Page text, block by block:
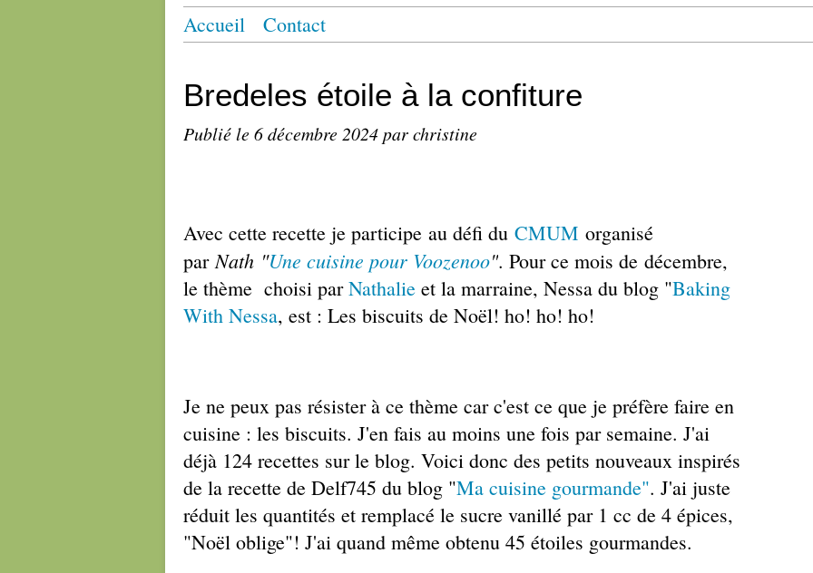
Accueil Contact
Bredeles étoile à la confiture
Publié le 6 décembre 2024par christine
Avec cette recette je participe au défi du CMUM organisé
parNath "Une cuisine pour Voozenoo". Pour ce mois de décembre,
le thème choisi parNathalie et la marraine, Nessa du blog "Baking
With Nessa, est : Les biscuits de Noël! ho! ho! ho!
Je ne peux pas résister à ce thème car c'est ce que je préfère faire en
cuisine : les biscuits. J'en fais au moins une fois par semaine. J'ai
déjà 124 recettes sur le blog. Voici donc des petits nouveaux inspirés
de la recette de Delf745 du blog "Ma cuisine gourmande". J'ai juste
réduit les quantités et remplacé le sucre vanillé par 1 cc de 4 épices,
"Noël oblige"! J'ai quand même obtenu 45 étoiles gourmandes.